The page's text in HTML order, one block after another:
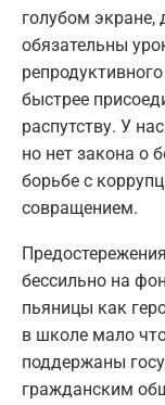
голубом экране,
обязательны
быстрее
распутству. У
но нет закона о
борьбе с
совращением.
бессильно на
пьяницы как
в школе мало
поддержаны
гражданским